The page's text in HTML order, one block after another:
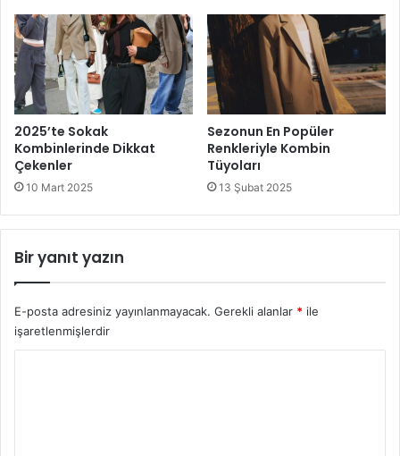
görünebilir, güzelliğinizle herkesi kendinize hayran
bırakabilirsiniz.
dantelli balık gelinlikler
dantelli gelinlik modelleri.
Dantelli gelinlikler
dantelli kabarık gelinlikler
2025’te Sokak
Kombinlerinde Dikkat
Çekenler
10 Mart 2025
Sezonun En Popüler
Renkleriyle Kombin
Tüyoları
13 Şubat 2025
Bir yanıt yazın
E-posta adresiniz yayınlanmayacak. Gerekli alanlar * ile
işaretlenmişlerdir